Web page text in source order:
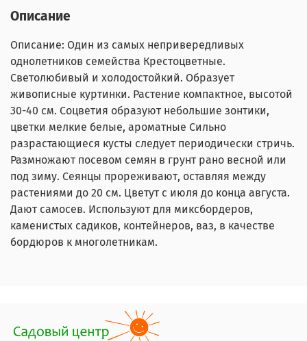
Описание
Описание: Один из самых непривередливых
однолетников семейства Крестоцветные.
Светолюбивый и холодостойкий. Образует
живописные куртинки. Растение компактное, высотой
30-40 см. Соцветия образуют небольшие зонтики,
цветки мелкие белые, ароматные Сильно
разрастающиеся кусты следует периодически стричь.
Размножают посевом семян в грунт рано весной или
под зиму. Сеянцы прореживают, оставляя между
растениями до 20 см. Цветут с июля до конца августа.
Дают самосев. Используют для миксбордеров,
каменистых садиков, контейнеров, ваз, в качестве
бордюров к многолетникам.